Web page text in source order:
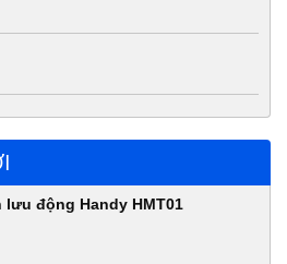
lưu động Handy HMT01